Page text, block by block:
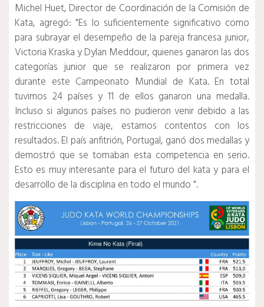
Michel Huet, Director de Coordinación de la Comisión de
Kata, agregó: "Es lo suficientemente significativo como
para subrayar el desempeño de la pareja francesa junior,
Victoria Kraska y Dylan Meddour, quienes ganaron las dos
categorías junior que se realizaron por primera vez
durante este Campeonato Mundial de Kata. En total
tuvimos 24 países y 11 de ellos ganaron una medalla.
Incluso si algunos países no pudieron venir debido a las
restricciones de viaje, estamos contentos con los
resultados. El país anfitrión, Portugal, ganó dos medallas y
demostró que se tomaban esta competencia en serio.
Esto es muy interesante para el futuro del kata y para el
desarrollo de la disciplina en todo el mundo ".